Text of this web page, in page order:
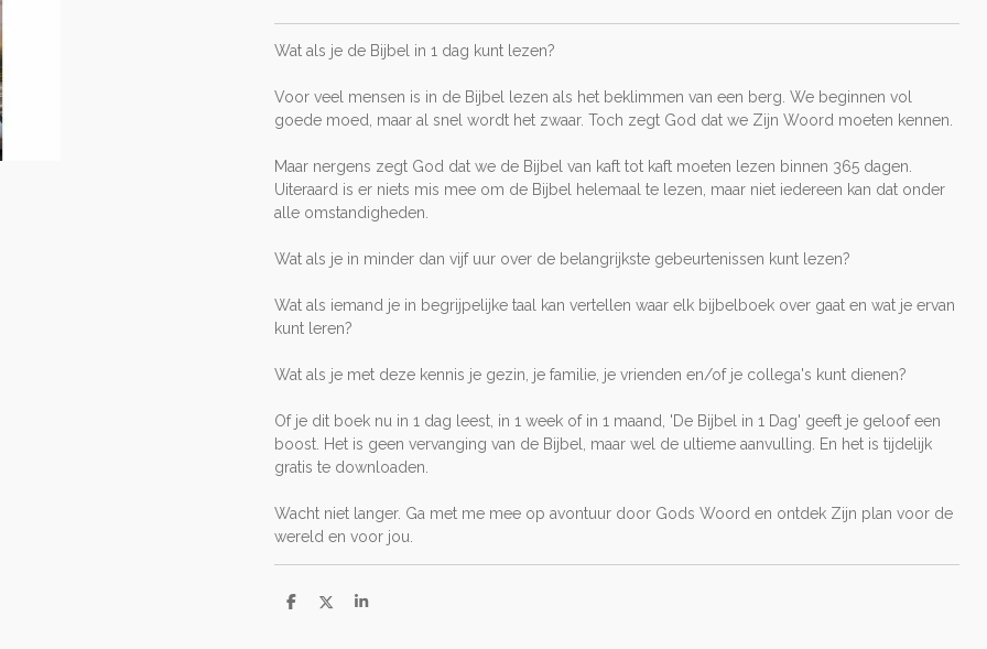
Wat als je de Bijbel in 1 dag kunt lezen?
Voor veel mensen is in de Bijbel lezen als het beklimmen van een berg. We beginnen vol
goede moed, maar al snel wordt het zwaar. Toch zegt God dat we Zijn Woord moeten kennen.
Maar nergens zegt God dat we de Bijbel van kaft tot kaft moeten lezen binnen 365 dagen.
Uiteraard is er niets mis mee om de Bijbel helemaal te lezen, maar niet iedereen kan dat onder
alle omstandigheden.
Wat als je in minder dan vijf uur over de belangrijkste gebeurtenissen kunt lezen?
Wat als iemand je in begrijpelijke taal kan vertellen waar elk bijbelboek over gaat en wat je ervan
kunt leren?
Wat als je met deze kennis je gezin, je familie, je vrienden en/of je collega's kunt dienen?
Of je dit boek nu in 1 dag leest, in 1 week of in 1 maand, 'De Bijbel in 1 Dag' geeft je geloof een
boost. Het is geen vervanging van de Bijbel, maar wel de ultieme aanvulling. En het is tijdelijk
gratis te downloaden.
Wacht niet langer. Ga met me mee op avontuur door Gods Woord en ontdek Zijn plan voor de
wereld en voor jou.
D
D
S